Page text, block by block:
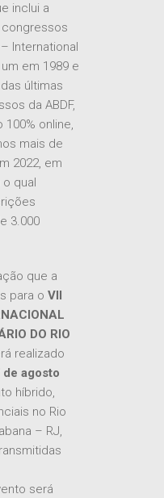
inclui a
International
em 1989 e
últimas
da ABDF,
online,
mais de
2022, em
qual
3.000
que a
para o VII
DO RIO
realizado
de agosto
híbrido,
no Rio
– RJ,
será